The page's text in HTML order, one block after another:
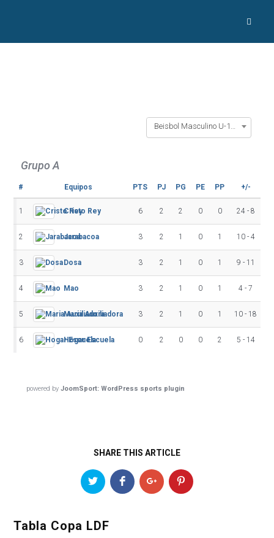
Beisbol Masculino U-13 2025
Grupo A
# Equipos PTS PJ PG PE PP +/-
1 Cristo Rey 6 2 2 0 0 24 - 8
2 Jarabacoa 3 2 1 0 1 10 - 4
3 Dosa 3 2 1 0 1 9 - 11
4 Mao 3 2 1 0 1 4 - 7
5 Maria Auxiliadora 3 2 1 0 1 10 - 18
6 Hogar Escuela 0 2 0 0 2 5 - 14
powered byJoomSport: WordPress sports plugin
SHARE THIS ARTICLE
Tabla Copa LDF